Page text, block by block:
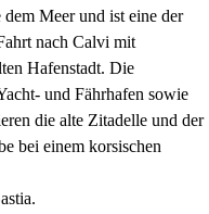
Meer und ist eine der
nach Calvi mit
Hafenstadt. Die
und Fährhafen sowie
die alte Zitadelle und der
bei einem korsischen